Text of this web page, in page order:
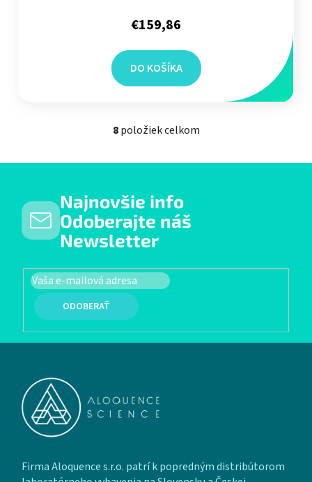
€159,86
DO KOŠÍKA
Ovládacie prvky výpisu
8položiek celkom
Najnovšie info
Odoberajte náš
Newsletter
PRIHLÁSIŤ SA
Firma Aloquence s.r.o. patrí k popredným distribútorom